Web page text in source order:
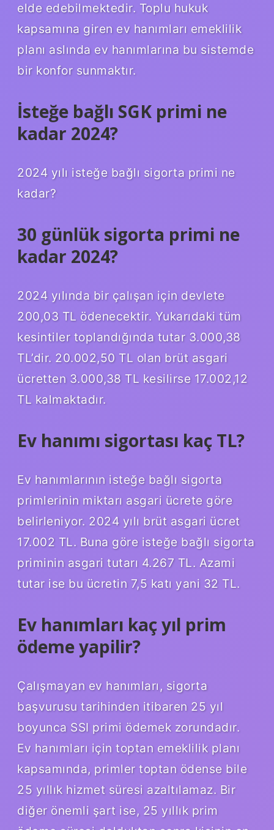
elde edebilmektedir. Toplu hukuk
kapsamına giren ev hanımları emeklilik
planı aslında ev hanımlarına bu sistemde
bir konfor sunmaktır.
İsteğe bağlı SGK primi ne
kadar 2024?
2024 yılı isteğe bağlı sigorta primi ne
kadar?
30 günlük sigorta primi ne
kadar 2024?
2024 yılında bir çalışan için devlete
200,03 TL ödenecektir. Yukarıdaki tüm
kesintiler toplandığında tutar 3.000,38
TL’dir. 20.002,50 TL olan brüt asgari
ücretten 3.000,38 TL kesilirse 17.002,12
TL kalmaktadır.
Ev hanımı sigortası kaç TL?
Ev hanımlarının isteğe bağlı sigorta
primlerinin miktarı asgari ücrete göre
belirleniyor. 2024 yılı brüt asgari ücret
17.002 TL. Buna göre isteğe bağlı sigorta
priminin asgari tutarı 4.267 TL. Azami
tutar ise bu ücretin 7,5 katı yani 32 TL.
Ev hanımları kaç yıl prim
ödeme yapilir?
Çalışmayan ev hanımları, sigorta
başvurusu tarihinden itibaren 25 yıl
boyunca SSI primi ödemek zorundadır.
Ev hanımları için toptan emeklilik planı
kapsamında, primler toptan ödense bile
25 yıllık hizmet süresi azaltılamaz. Bir
diğer önemli şart ise, 25 yıllık prim